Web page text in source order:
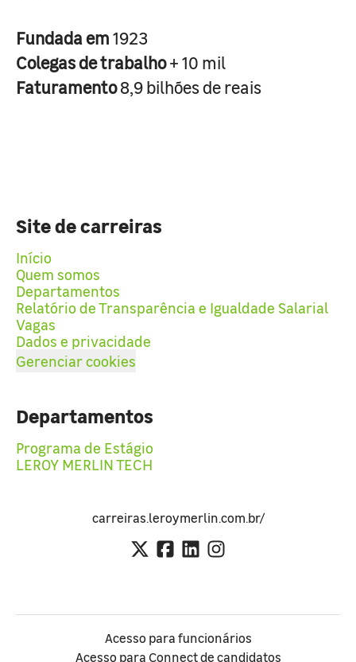
Fundada em1923
Colegas de trabalho+ 10 mil
Faturamento8,9 bilhões de reais
Site de carreiras
Início
Quem somos
Departamentos
Relatório de Transparência e Igualdade Salarial
Vagas
Dados e privacidade
Gerenciar cookies
Departamentos
Programa de Estágio
LEROY MERLIN TECH
carreiras.leroymerlin.com.br/
Acesso para funcionários
Acesso para Connect de candidatos